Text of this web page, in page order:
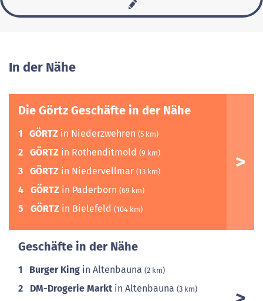
In der Nähe
Die Görtz Geschäfte in der Nähe
1 GÖRTZ in Niederzwehren (5 km)
2 GÖRTZ in Rothenditmold (9 km)
3 GÖRTZ in Niedervellmar (13 km)
4 GÖRTZ in Paderborn (69 km)
5 GÖRTZ in Bielefeld (104 km)
Geschäfte in der Nähe
1 Burger King in Altenbauna (2 km)
2 DM-Drogerie Markt in Altenbauna (3 km)